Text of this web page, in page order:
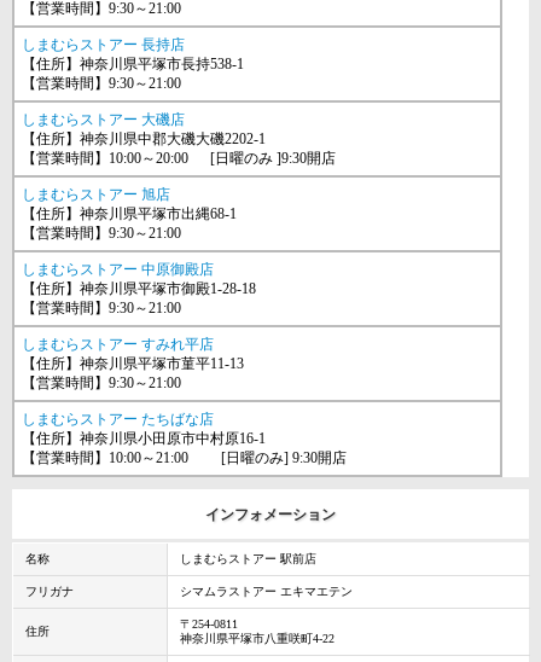
【営業時間】9:30～21:00
しまむらストアー 長持店
【住所】神奈川県平塚市長持538-1
【営業時間】9:30～21:00
しまむらストアー 大磯店
【住所】神奈川県中郡大磯大磯2202-1
【営業時間】10:00～20:00 [日曜のみ ]9:30開店
しまむらストアー 旭店
【住所】神奈川県平塚市出縄68-1
【営業時間】9:30～21:00
しまむらストアー 中原御殿店
【住所】神奈川県平塚市御殿1-28-18
【営業時間】9:30～21:00
しまむらストアー すみれ平店
【住所】神奈川県平塚市菫平11-13
【営業時間】9:30～21:00
しまむらストアー たちばな店
【住所】神奈川県小田原市中村原16-1
【営業時間】10:00～21:00 [日曜のみ] 9:30開店
インフォメーション
名称 しまむらストアー 駅前店
フリガナ シマムラストアー エキマエテン
住所
〒254-0811
神奈川県平塚市八重咲町4-22